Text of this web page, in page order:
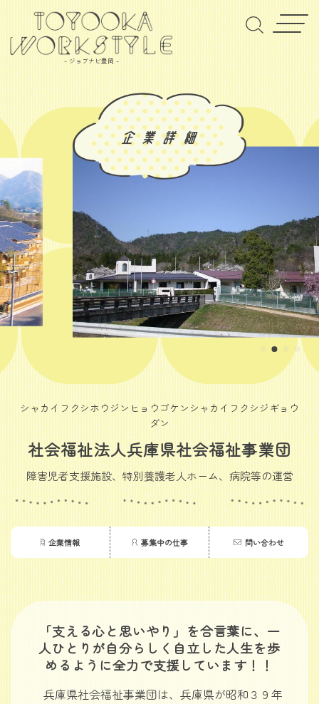
- ジョブナビ豊岡 -
シャカイフクシホウジンヒョウゴケンシャカイフクシジギョウ
ダン
社会福祉法人兵庫県社会福祉事業団
障害児者支援施設、特別養護老人ホーム、病院等の運営
企業情報 募集中の仕事 問い合わせ
「支える心と思いやり」を合言葉に、一
人ひとりが自分らしく自立した人生を歩
めるように全力で支援しています！！
兵庫県社会福祉事業団は、兵庫県が昭和３９年